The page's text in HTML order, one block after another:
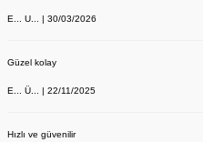
E... U... | 30/03/2026
Güzel kolay
E... Ü... | 22/11/2025
Hızlı ve güvenilir